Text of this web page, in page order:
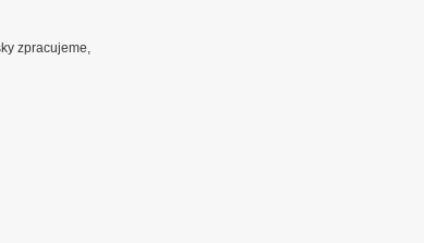
zpracujeme,